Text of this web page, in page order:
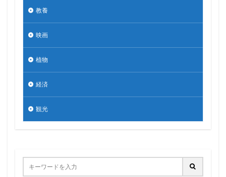
教養
映画
植物
経済
観光